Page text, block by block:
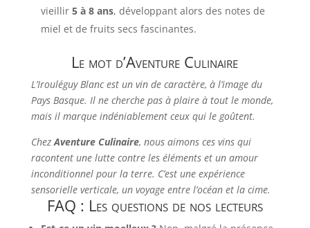
vieillir 5 à 8 ans, développant alors des notes de
miel et de fruits secs fascinantes.
Le mot d’Aventure Culinaire
L’Irouléguy Blanc est un vin de caractère, à l’image du
Pays Basque. Il ne cherche pas à plaire à tout le monde,
mais il marque indéniablement ceux qui le goûtent.
ChezAventure Culinaire, nous aimons ces vins qui
racontent une lutte contre les éléments et un amour
inconditionnel pour la terre. C’est une expérience
sensorielle verticale, un voyage entre l’océan et la cime.
FAQ : Les questions de nos lecteurs